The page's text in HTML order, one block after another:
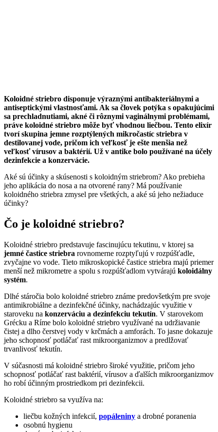
Koloidné striebro disponuje výraznými antibakteriálnymi a
antiseptickými vlastnosťami. Ak sa človek potýka s opakujúcimi
sa prechladnutiami, akné či rôznymi vaginálnymi problémami,
práve koloidné striebro môže byť vhodnou liečbou. Tento elixír
tvorí skupina jemne rozptýlených mikročastíc striebra v
destilovanej vode, pričom ich veľkosť je ešte menšia než
veľkosť vírusov a baktérií. Už v antike bolo používané na účely
dezinfekcie a konzervácie.
Aké sú účinky a skúsenosti s koloidným striebrom? Ako prebieha
jeho aplikácia do nosa a na otvorené rany? Má používanie
koloidného striebra zmysel pre všetkých, a aké sú jeho nežiaduce
účinky?
Čo je koloidné striebro?
Koloidné striebro predstavuje fascinujúcu tekutinu, v ktorej sa
jemné častice striebra rovnomerne rozptyľujú v rozpúšťadle,
zvyčajne vo vode. Tieto mikroskopické častice striebra majú priemer
menší než mikrometre a spolu s rozpúšťadlom vytvárajú koloidálny
systém.
Dlhé stáročia bolo koloidné striebro známe predovšetkým pre svoje
antimikrobiálne a dezinfekčné účinky, nachádzajúc využitie v
staroveku na konzerváciu a dezinfekciu tekutín. V starovekom
Grécku a Ríme bolo koloidné striebro využívané na udržiavanie
čistej a dlho čerstvej vody v krčmách a amforách. To jasne dokazuje
jeho schopnosť potláčať rast mikroorganizmov a predlžovať
trvanlivosť tekutín.
V súčasnosti má koloidné striebro široké využitie, pričom jeho
schopnosť potláčať rast baktérií, vírusov a ďalších mikroorganizmov
ho robí účinným prostriedkom pri dezinfekcii.
Koloidné striebro sa využíva na:
liečbu kožných infekcií, popáleniny a drobné poranenia
osobnú hygienu